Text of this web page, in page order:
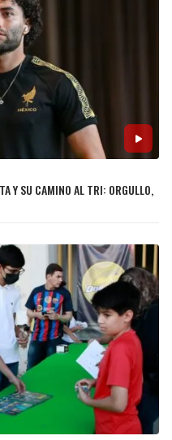
Y SU CAMINO AL TRI: ORGULLO,